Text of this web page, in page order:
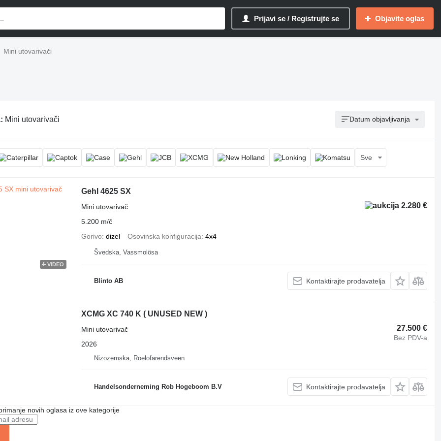
Prijavi se / Registrujte se Objavite oglas
Mini utovarivači
Mini utovarivači Datum objavljivanja
Sve
VIDEO
Gehl 4625 SX
2.280 €
Mini utovarivač
5.200 m/č
Gorivo dizel Osovinska konfiguracija 4x4
Švedska, Vassmolösa
Blinto AB Kontaktirajte prodavatelja
XCMG XC 740 K ( UNUSED NEW )
27.500 €
Bez PDV-a
Mini utovarivač
2026
Nizozemska, Roelofarendsveen
Handelsonderneming Rob Hogeboom B.V Kontaktirajte prodavatelja
novih oglasa iz ove kategorije